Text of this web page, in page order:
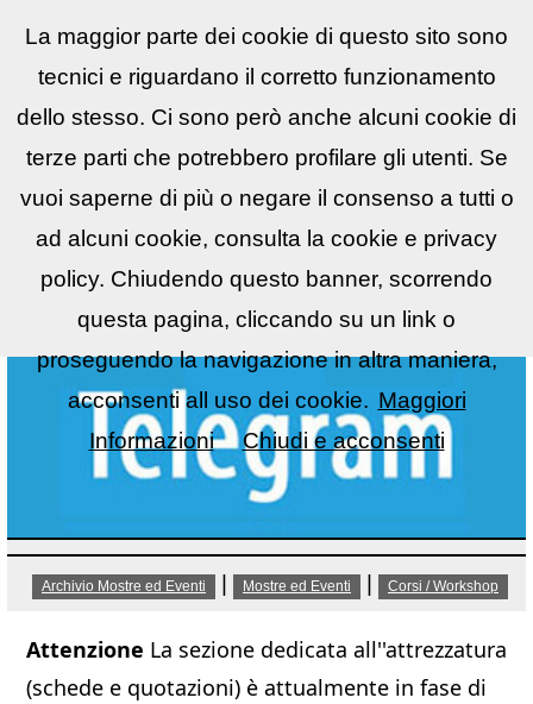
ReflexLIST▼
Archivio Mostre ed Eventi Mostre ed Eventi Corsi / Workshop
Attenzione La sezione dedicata all''attrezzatura
(schede e quotazioni) è attualmente in fase di
La maggior parte dei cookie di questo sito sono
tecnici e riguardano il corretto funzionamento
dello stesso. Ci sono però anche alcuni cookie di
terze parti che potrebbero profilare gli utenti. Se
vuoi saperne di più o negare il consenso a tutti o
ad alcuni cookie, consulta la cookie e privacy
policy. Chiudendo questo banner, scorrendo
questa pagina, cliccando su un link o
proseguendo la navigazione in altra maniera,
acconsenti all uso dei cookie. Maggiori
Informazioni
Chiudi e acconsenti